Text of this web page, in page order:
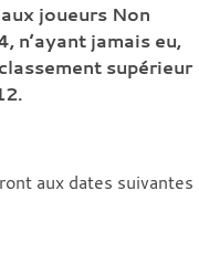
joueurs Non
n’ayant jamais eu,
supérieur
aux dates suivantes